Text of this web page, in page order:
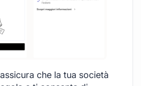
che la tua società